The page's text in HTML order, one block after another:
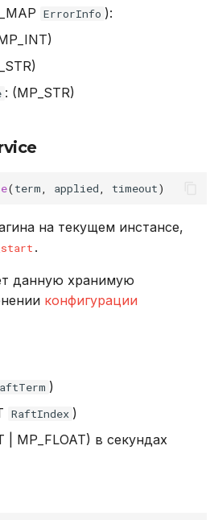
ErrorInfo ):
: (MP_STR)
(term applied timeout)
на текущем инстансе,
.
данную хранимую
конфигурации
)
RaftIndex )
| MP_FLOAT) в секундах